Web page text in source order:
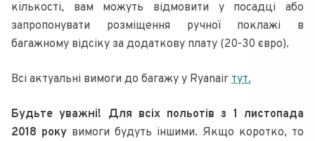
кількості, вам можуть відмовити у посадці або
запропонувати розміщення ручної поклажі в
багажному відсіку за додаткову плату (20-30 євро).
Всі актуальні вимоги до багажу у Ryanair тут.
Будьте уважні! Для всіх польотів з 1 листопада
2018 року вимоги будуть іншими. Якщо коротко, то